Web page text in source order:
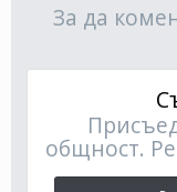
За да
общност.